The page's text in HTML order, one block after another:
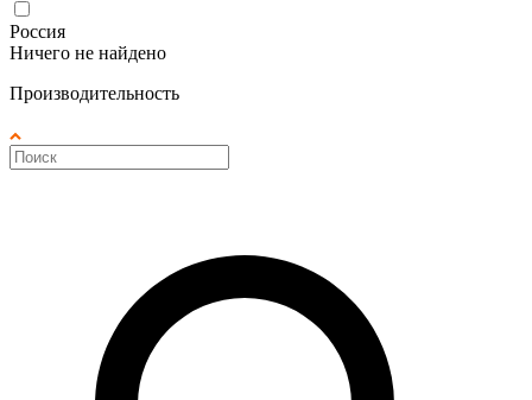
Россия
Ничего не найдено
Производительность